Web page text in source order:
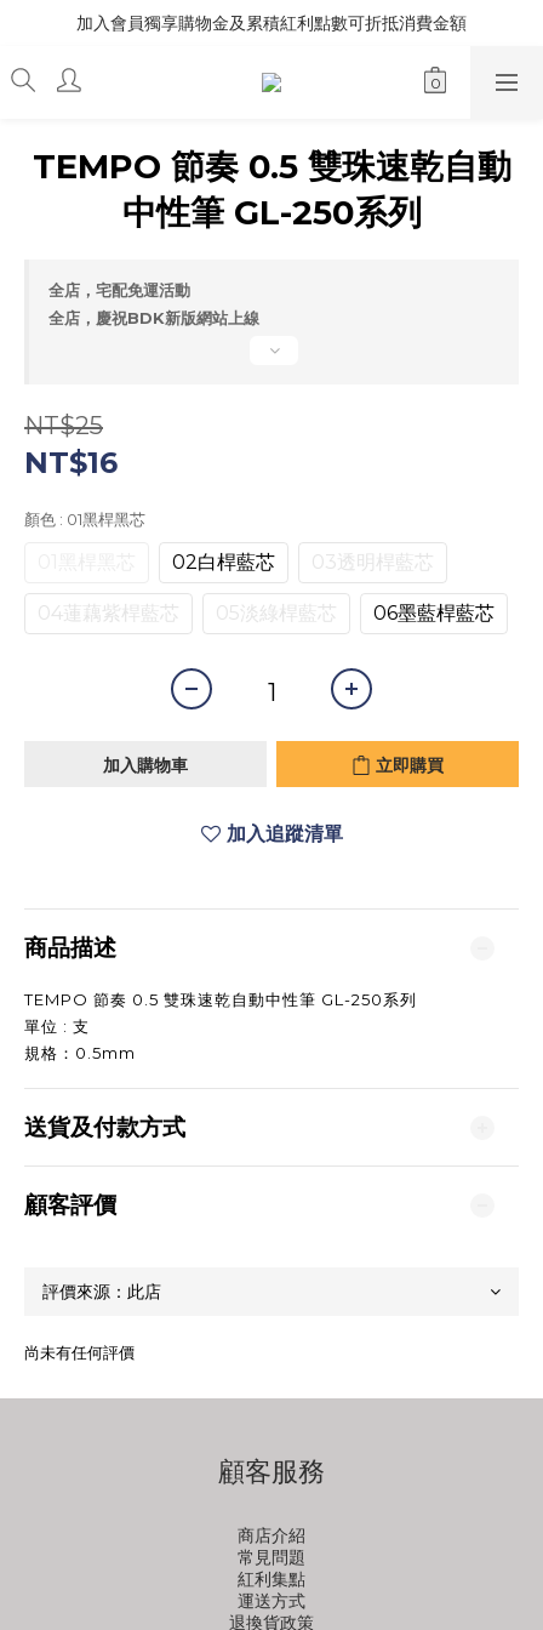
加入會員獨享購物金及累積紅利點數可折抵消費金額
TEMPO 節奏 0.5 雙珠速乾自動
中性筆 GL-250系列
全店，宅配免運活動
全店，慶祝BDK新版網站上線
NT$25
NT$16
顏色 : 01黑桿黑芯
02白桿藍芯 03透明桿藍芯
04蓮藕紫桿藍芯 05淡綠桿藍芯 06墨藍桿藍芯
加入購物車 立即購買
加入追蹤清單
商品描述
TEMPO 節奏 0.5 雙珠速乾自動中性筆 GL-250系列
單位 : 支
規格：0.5mm
送貨及付款方式
顧客評價
尚未有任何評價
顧客服務
商店介紹
常見問題
紅利集點
運送方式
退換貨政策